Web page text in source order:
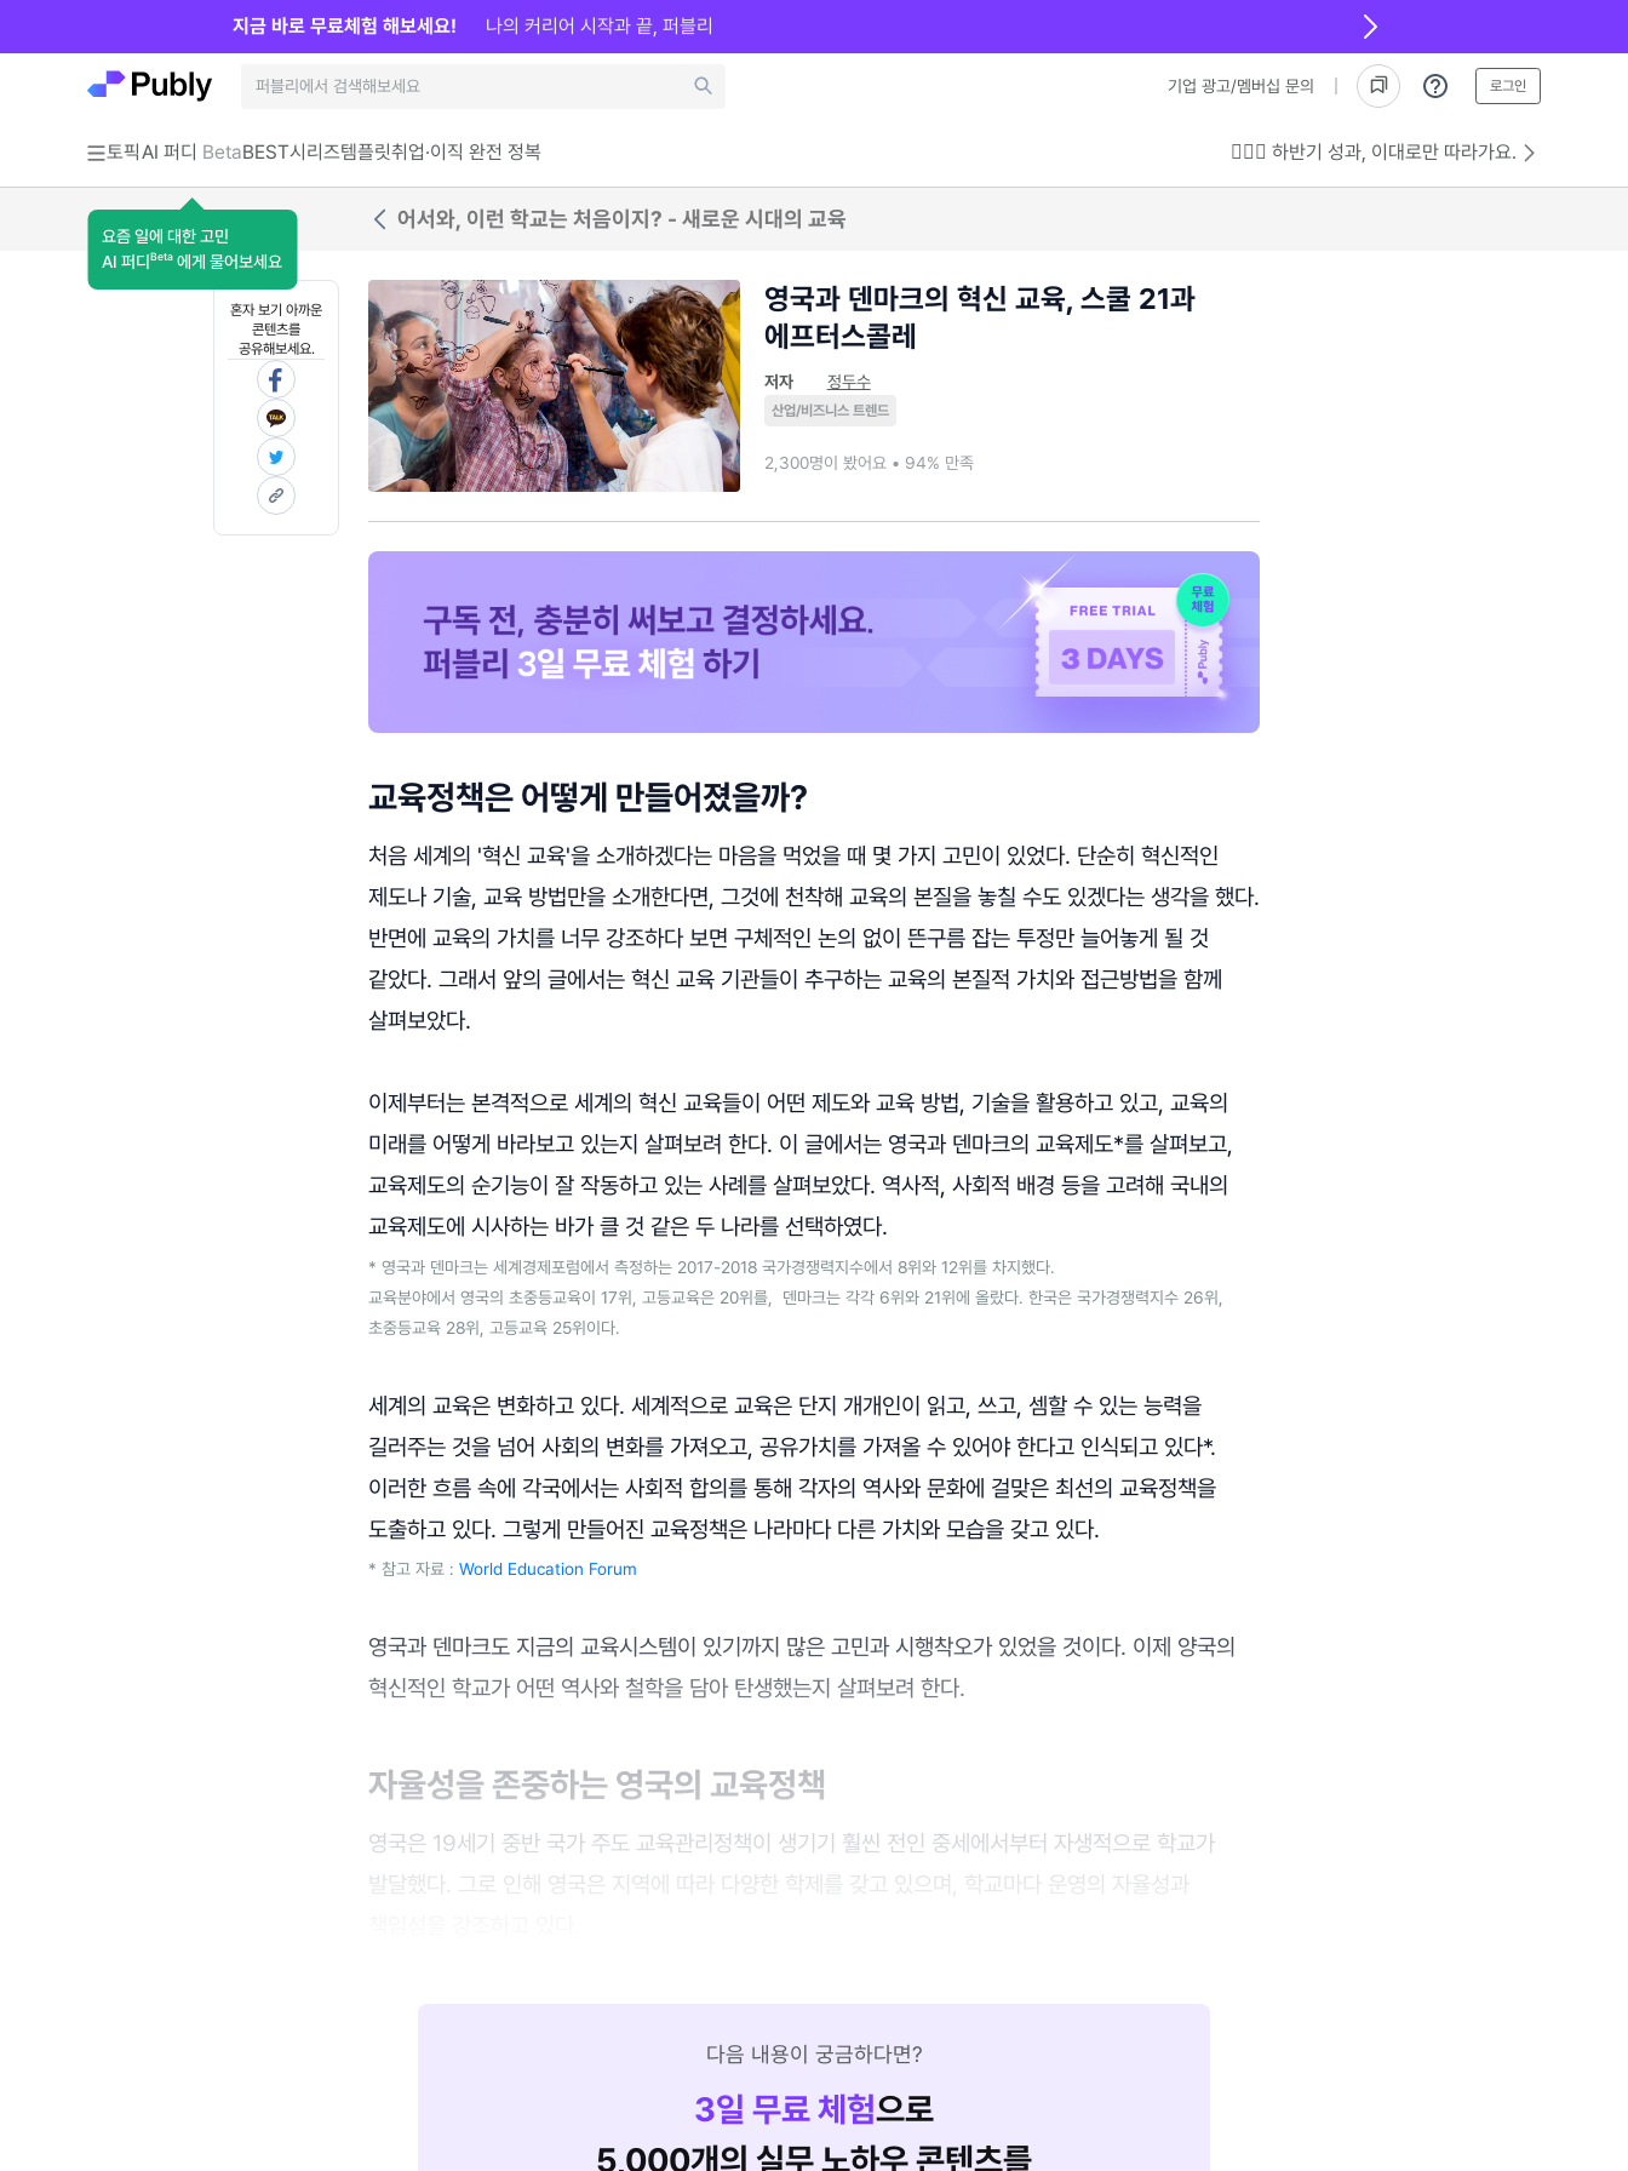
기업 광고/멤버십 문의 로그인
토픽AI 퍼디 Beta
요즘 일에 대한 고민
AI 퍼디 Beta 에게 물어보세요
BEST시리즈템플릿취업·이직 완전 정복 💁🏻‍♂️ 하반기 성과, 이대로만 따라가요.
지금 바로 무료체험 해보세요! 나의 커리어 시작과 끝, 퍼블리
어서와, 이런 학교는 처음이지? - 새로운 시대의 교육
혼자 보기 아까운
콘텐츠를
공유해보세요.
영국과 덴마크의 혁신 교육, 스쿨 21과
에프터스콜레
저자 정두수
산업/비즈니스 트렌드
2,300명이 봤어요 • 94% 만족
교육정책은 어떻게 만들어졌을까?
처음 세계의 '혁신 교육'을 소개하겠다는 마음을 먹었을 때 몇 가지 고민이 있었다. 단순히 혁신적인
제도나 기술, 교육 방법만을 소개한다면, 그것에 천착해 교육의 본질을 놓칠 수도 있겠다는 생각을 했다.
반면에 교육의 가치를 너무 강조하다 보면 구체적인 논의 없이 뜬구름 잡는 투정만 늘어놓게 될 것
같았다. 그래서 앞의 글에서는 혁신 교육 기관들이 추구하는 교육의 본질적 가치와 접근방법을 함께
살펴보았다.
이제부터는 본격적으로 세계의 혁신 교육들이 어떤 제도와 교육 방법, 기술을 활용하고 있고, 교육의
미래를 어떻게 바라보고 있는지 살펴보려 한다. 이 글에서는 영국과 덴마크의 교육제도*를 살펴보고,
교육제도의 순기능이 잘 작동하고 있는 사례를 살펴보았다. 역사적, 사회적 배경 등을 고려해 국내의
교육제도에 시사하는 바가 클 것 같은 두 나라를 선택하였다.
* 영국과 덴마크는 세계경제포럼에서 측정하는 2017-2018 국가경쟁력지수에서 8위와 12위를 차지했다.
교육분야에서 영국의 초중등교육이 17위, 고등교육은 20위를, 덴마크는 각각 6위와 21위에 올랐다. 한국은 국가경쟁력지수 26위,
초중등교육 28위, 고등교육 25위이다.
세계의 교육은 변화하고 있다. 세계적으로 교육은 단지 개개인이 읽고, 쓰고, 셈할 수 있는 능력을
길러주는 것을 넘어 사회의 변화를 가져오고, 공유가치를 가져올 수 있어야 한다고 인식되고 있다*.
이러한 흐름 속에 각국에서는 사회적 합의를 통해 각자의 역사와 문화에 걸맞은 최선의 교육정책을
도출하고 있다. 그렇게 만들어진 교육정책은 나라마다 다른 가치와 모습을 갖고 있다.
* 참고 자료 : World Education Forum
영국과 덴마크도 지금의 교육시스템이 있기까지 많은 고민과 시행착오가 있었을 것이다. 이제 양국의
혁신적인 학교가 어떤 역사와 철학을 담아 탄생했는지 살펴보려 한다.
자율성을 존중하는 영국의 교육정책
영국은 19세기 중반 국가 주도 교육관리정책이 생기기 훨씬 전인 중세에서부터 자생적으로 학교가
발달했다. 그로 인해 영국은 지역에 따라 다양한 학제를 갖고 있으며, 학교마다 운영의 자율성과
다음 내용이 궁금하다면?
3일 무료 체험으로
5,000개의 실무 노하우 콘텐츠를